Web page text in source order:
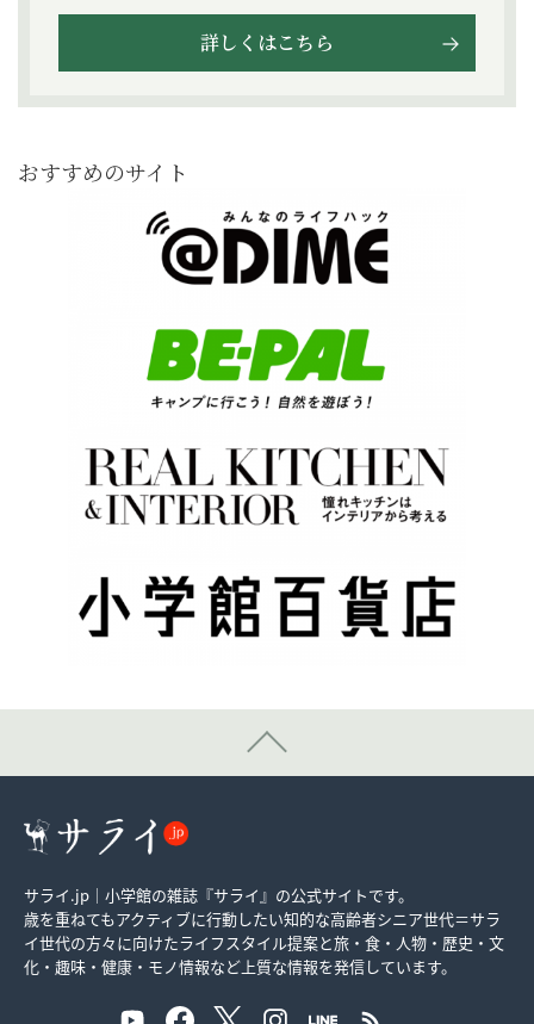
詳しくはこちら
おすすめのサイト
サライ.jp｜小学館の雑誌『サライ』の公式サイトです。
歳を重ねてもアクティブに行動したい知的な高齢者シニア世代＝サラ
イ世代の方々に向けたライフスタイル提案と旅・食・人物・歴史・文
化・趣味・健康・モノ情報など上質な情報を発信しています。